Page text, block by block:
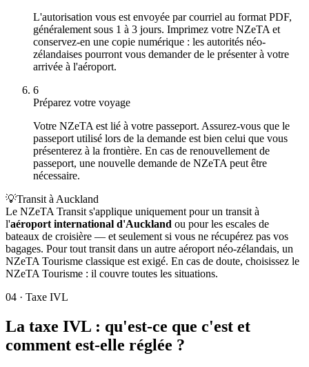
L'autorisation vous est envoyée par courriel au format PDF,
généralement sous 1 à 3 jours. Imprimez votre NZeTA et
conservez-en une copie numérique : les autorités néo-
zélandaises pourront vous demander de le présenter à votre
arrivée à l'aéroport.
6
Préparez votre voyage
Votre NZeTA est lié à votre passeport. Assurez-vous que le
passeport utilisé lors de la demande est bien celui que vous
présenterez à la frontière. En cas de renouvellement de
passeport, une nouvelle demande de NZeTA peut être
nécessaire.
💡Transit à Auckland
Le NZeTA Transit s'applique uniquement pour un transit à
l'aéroport international d'Auckland ou pour les escales de
bateaux de croisière — et seulement si vous ne récupérez pas vos
bagages. Pour tout transit dans un autre aéroport néo-zélandais, un
NZeTA Tourisme classique est exigé. En cas de doute, choisissez le
NZeTA Tourisme : il couvre toutes les situations.
04 · Taxe IVL
La taxe IVL : qu'est-ce que c'est et
comment est-elle réglée ?